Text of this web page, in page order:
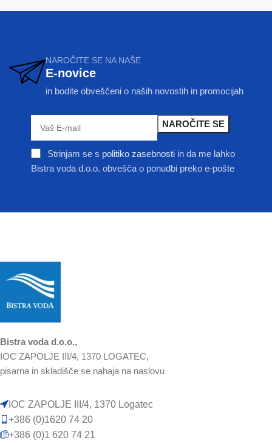
NAROČITE SE NA NAŠE
E-novice
in bodite obveščeni o naših novostih in promocijah
Strinjam se s politiko zasebnostiin da me lahko
Bistra voda d.o.o. obvešča o ponudbi preko e-pošte
Bistra voda d.o.o.,
IOC ZAPOLJE III/4, 1370 LOGATEC,
pisarna in skladišče se nahaja na naslovu
IOC ZAPOLJE III/4, 1370 Logatec
+386 (0)1620 74 20
+386 (0)1 620 74 21